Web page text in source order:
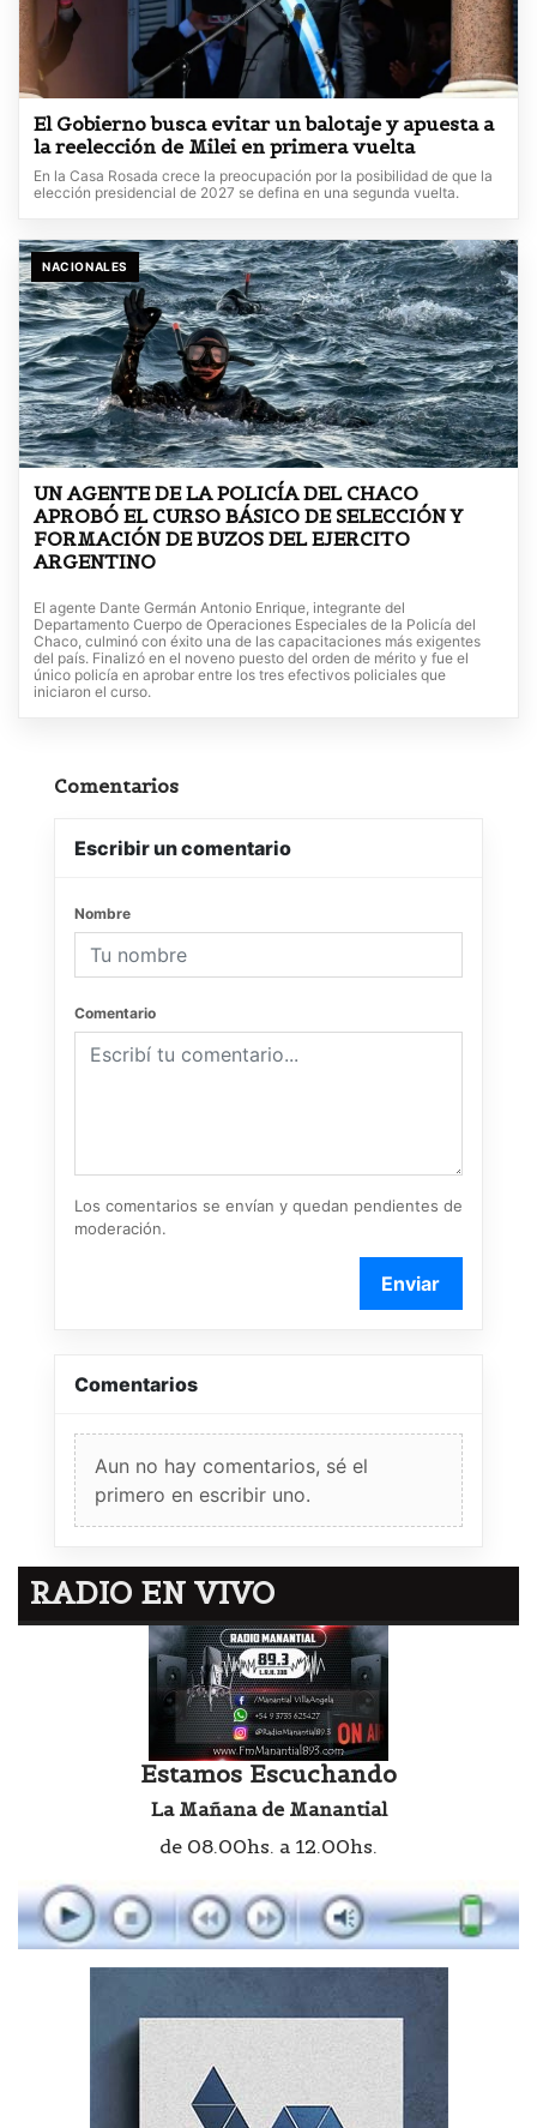
El Gobierno busca evitar un balotaje y apuesta a
la reelección de Milei en primera vuelta
En la Casa Rosada crece la preocupación por la posibilidad de que la
elección presidencial de 2027 se defina en una segunda vuelta.
NACIONALES
UN AGENTE DE LA POLICÍA DEL CHACO
APROBÓ EL CURSO BÁSICO DE SELECCIÓN Y
FORMACIÓN DE BUZOS DEL EJERCITO
ARGENTINO
El agente Dante Germán Antonio Enrique, integrante del
Departamento Cuerpo de Operaciones Especiales de la Policía del
Chaco, culminó con éxito una de las capacitaciones más exigentes
del país. Finalizó en el noveno puesto del orden de mérito y fue el
único policía en aprobar entre los tres efectivos policiales que
iniciaron el curso.
Comentarios
Escribir un comentario
Nombre
Comentario
Los comentarios se envían y quedan pendientes de
moderación.
Enviar
Comentarios
Aun no hay comentarios, sé el
primero en escribir uno.
RADIO EN VIVO
Estamos Escuchando
La Mañana de Manantial
de 08.00hs. a 12.00hs.